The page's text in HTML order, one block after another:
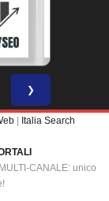
❯
Italia Search
CANALE: unico